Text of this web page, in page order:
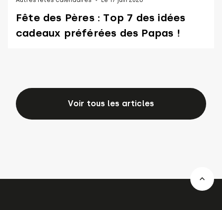
Fête des Pères : Top 7 des idées
cadeaux préférées des Papas !
Voir tous les articles